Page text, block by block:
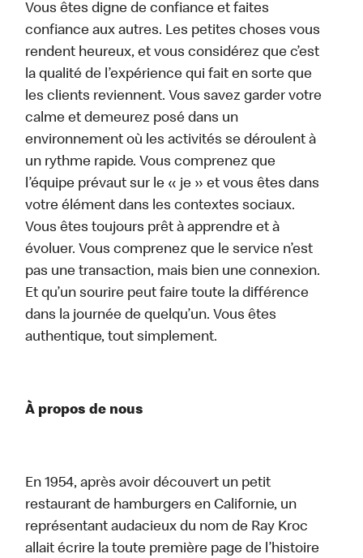
Vous êtes digne de confiance et faites
confiance aux autres. Les petites choses vous
rendent heureux, et vous considérez que c’est
la qualité de l’expérience qui fait en sorte que
les clients reviennent. Vous savez garder votre
calme et demeurez posé dans un
environnement où les activités se déroulent à
un rythme rapide. Vous comprenez que
l’équipe prévaut sur le « je » et vous êtes dans
votre élément dans les contextes sociaux.
Vous êtes toujours prêt à apprendre et à
évoluer. Vous comprenez que le service n’est
pas une transaction, mais bien une connexion.
Et qu’un sourire peut faire toute la différence
dans la journée de quelqu’un. Vous êtes
authentique, tout simplement.
À propos de nous
En 1954, après avoir découvert un petit
restaurant de hamburgers en Californie, un
représentant audacieux du nom de Ray Kroc
allait écrire la toute première page de l’histoire